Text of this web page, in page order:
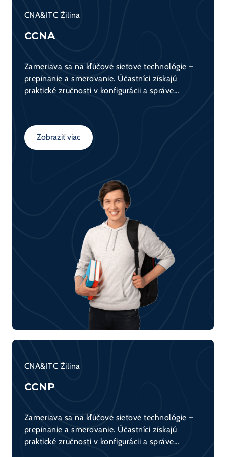
CNA&ITC Žilina
CCNA
Zameriava sa na kľúčové sieťové technológie –
prepínanie a smerovanie. Účastníci získajú
praktické zručnosti v konfigurácii a správe
sieťach. Kurz tvorí základ pre všetkých, ktorí sa
chcú venovať sieťovým technológiám.
Zobraziť viac
CNA&ITC Žilina
CCNP
Zameriava sa na kľúčové sieťové technológie –
prepínanie a smerovanie. Účastníci získajú
praktické zručnosti v konfigurácii a správe